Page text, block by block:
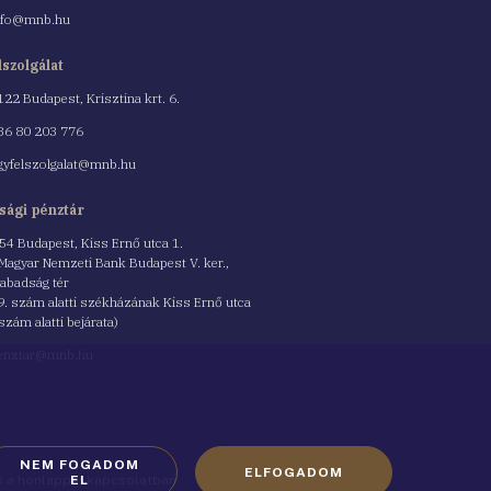
Budapest, Krisztina krt. 6.
80 203 776
pénztár
Budapest, Kiss Ernő utca 1.
Nemzeti Bank Budapest V. ker.,
tér
szám alatti székházának Kiss Ernő utca
alatti bejárata)
a honlappal kapcsolatban
NEM FOGADOM
EL
ELFOGADOM